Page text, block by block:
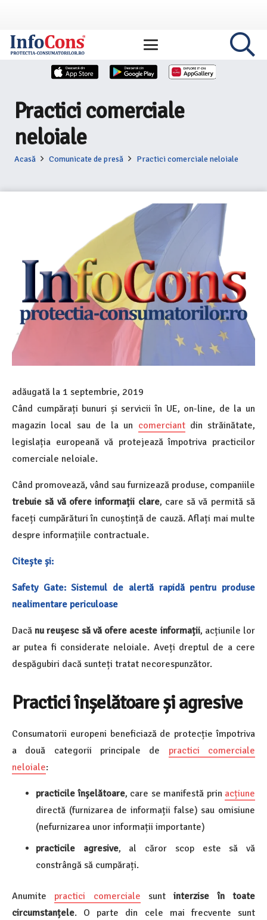
Practici comerciale
neloiale
Acasă Comunicate de presă Practici comerciale neloiale
adăugată la 1 septembrie, 2019
Când cumpărați bunuri și servicii în UE, on-line, de la un
magazin local sau de la un comerciantdin străinătate,
legislația europeană vă protejează împotriva practicilor
comerciale neloiale.
Când promovează, vând sau furnizează produse, companiile
trebuie să vă ofere informații clare, care să vă permită să
faceți cumpărături în cunoștință de cauză. Aflați mai multe
despre informațiile contractuale.
Citește și:
Safety Gate: Sistemul de alertă rapidă pentru produse
nealimentare periculoase
Dacă nu reușesc să vă ofere aceste informații, acțiunile lor
ar putea fi considerate neloiale. Aveți dreptul de a cere
despăgubiri dacă sunteți tratat necorespunzător.
Practici înșelătoare și agresive
Consumatorii europeni beneficiază de protecție împotriva
a două categorii principale de practici comerciale
neloiale:
practicile înșelătoare, care se manifestă prin acțiune
directă (furnizarea de informații false) sau omisiune
(nefurnizarea unor informații importante)
practicile agresive, al căror scop este să vă
constrângă să cumpărați.
Anumite practici comerciale suntinterzise în toate
circumstanțele. O parte din cele mai frecvente sunt